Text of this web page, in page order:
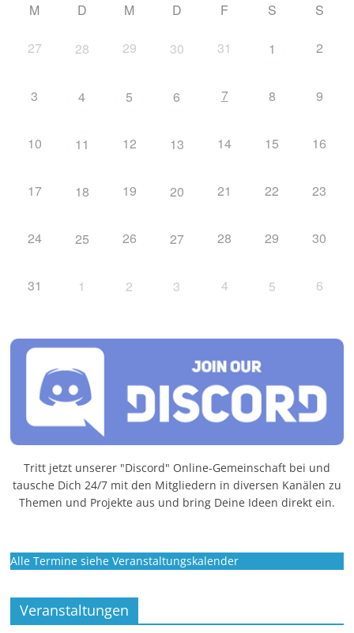
M D M D F S S
27 28 29 30 31 1 2
3 4 5 6 7 8 9
10 11 12 13 14 15 16
17 18 19 20 21 22 23
24 25 26 27 28 29 30
31 1 2 3 4 5 6
Tritt jetzt unserer "Discord" Online-Gemeinschaft bei und
tausche Dich 24/7 mit den Mitgliedern in diversen Kanälen zu
Themen und Projekte aus und bring Deine Ideen direkt ein.
Alle Termine siehe Veranstaltungskalender
Veranstaltungen